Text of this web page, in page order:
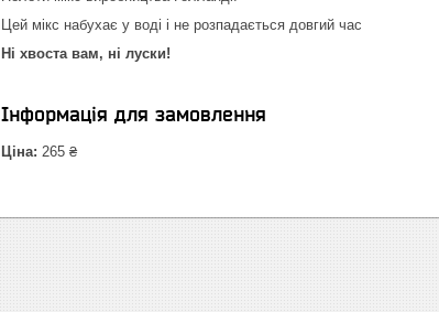
Цей мікс набухає у воді і не розпадається довгий час
Ні хвоста вам, ні луски!
Інформація для замовлення
Ціна: 265 ₴